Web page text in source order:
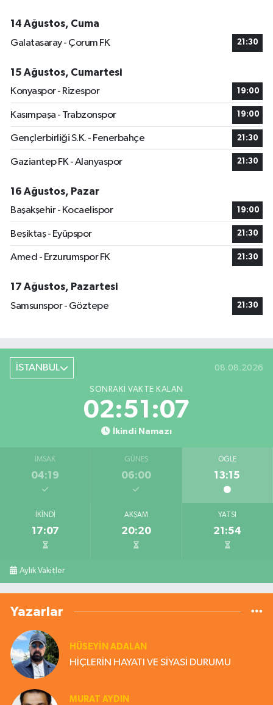
14 Ağustos, Cuma
Galatasaray - Çorum FK
21:30
15 Ağustos, Cumartesi
Konyaspor - Rizespor
19:00
Kasımpaşa - Trabzonspor 19:00
Gençlerbirliği S.K. - Fenerbahçe 21:30
Gaziantep FK - Alanyaspor 21:30
16 Ağustos, Pazar
Başakşehir - Kocaelispor
19:00
Beşiktaş - Eyüpspor 21:30
Amed - Erzurumspor FK 21:30
17 Ağustos, Pazartesi
Samsunspor - Göztepe
21:30
İSTANBUL 08.08.2026
SONRAKI VAKTE KALAN
02:51:06
İkindi Namazı
İMSAK
04:19
GÜNEŞ
06:00
ÖĞLE
13:15
İKINDI
17:07
AKŞAM
20:20
YATSI
21:54
Aylık Vakitler
Yazarlar
HÜSEYIN ADALAN
HİÇLERİN HAYATI VE SİYASİ DURUMU
MURAT AYDIN